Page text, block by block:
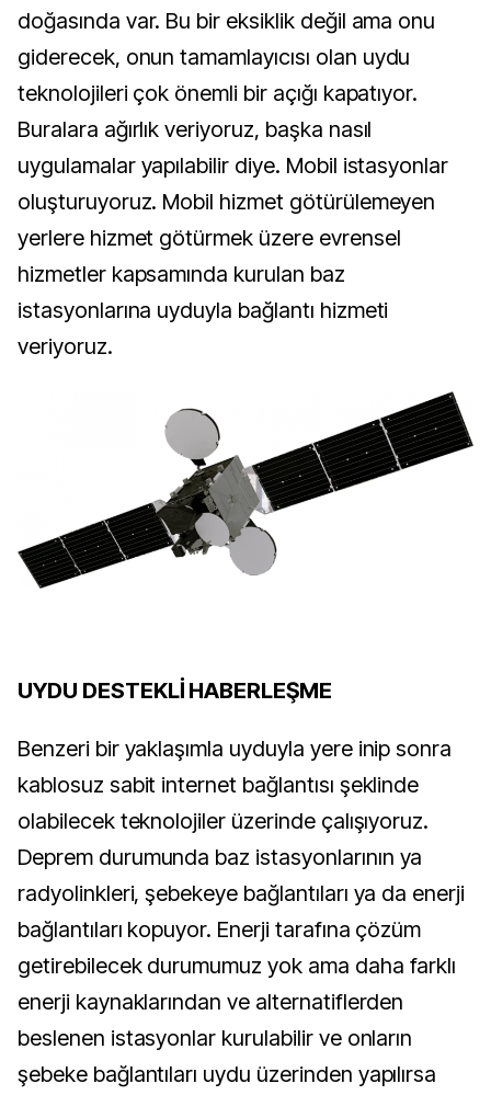
doğasında var. Bu bir eksiklik değil ama onu
giderecek, onun tamamlayıcısı olan uydu
teknolojileri çok önemli bir açığı kapatıyor.
Buralara ağırlık veriyoruz, başka nasıl
uygulamalar yapılabilir diye. Mobil istasyonlar
oluşturuyoruz. Mobil hizmet götürülemeyen
yerlere hizmet götürmek üzere evrensel
hizmetler kapsamında kurulan baz
istasyonlarına uyduyla bağlantı hizmeti
veriyoruz.
UYDU DESTEKLİ HABERLEŞME
Benzeri bir yaklaşımla uyduyla yere inip sonra
kablosuz sabit internet bağlantısı şeklinde
olabilecek teknolojiler üzerinde çalışıyoruz.
Deprem durumunda baz istasyonlarının ya
radyolinkleri, şebekeye bağlantıları ya da enerji
bağlantıları kopuyor. Enerji tarafına çözüm
getirebilecek durumumuz yok ama daha farklı
enerji kaynaklarından ve alternatiflerden
beslenen istasyonlar kurulabilir ve onların
şebeke bağlantıları uydu üzerinden yapılırsa